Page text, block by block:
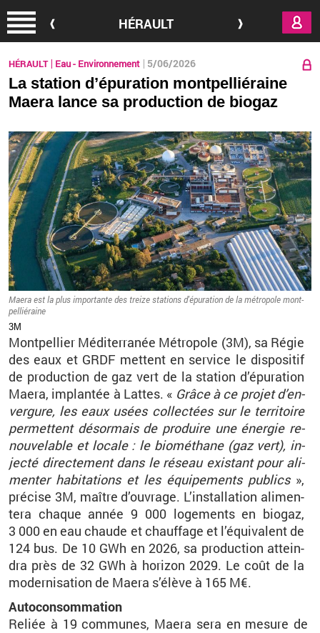
HÉRAULT
HÉRAULT Eau - Environnement 5/06/2026
La station d’épuration montpelliéraine
Maera lance sa production de biogaz
Maera est la plus im­por­tante des treize sta­tions d'épu­ra­tion de la mé­tro­pole mont­
pel­lié­raine
3M
Mont­pel­lier Mé­di­ter­ra­née Mé­tro­pole (3M), sa Régie
des eaux et GRDF mettent en ser­vice le dis­po­si­tif
de pro­duc­tion de gaz vert de la sta­tion d’épu­ra­tion
Maera, im­plan­tée à Lattes. « Grâce à ce pro­jet d’en­
ver­gure, les eaux usées col­lec­tées sur le ter­ri­toire
per­mettent dé­sor­mais de pro­duire une éner­gie re­
nou­ve­lable et lo­cale : le bio­mé­thane (gaz vert), in­
jecté di­rec­te­ment dans le ré­seau exis­tant pour ali­
men­ter ha­bi­ta­tions et les équi­pe­ments pu­blics »,
pré­cise 3M, maître d’ou­vrage. L’ins­tal­la­tion ali­men­
tera chaque année 9 000 lo­ge­ments en bio­gaz,
3 000 en eau chaude et chauf­fage et l’équi­valent de
124 bus. De 10 GWh en 2026, sa pro­duc­tion at­tein­
dra près de 32 GWh à ho­ri­zon 2029. Le coût de la
mo­der­ni­sa­tion de Maera s’élève à 165 M€.
Au­to­con­som­ma­tion
Re­liée à 19 com­munes, Maera sera en me­sure de